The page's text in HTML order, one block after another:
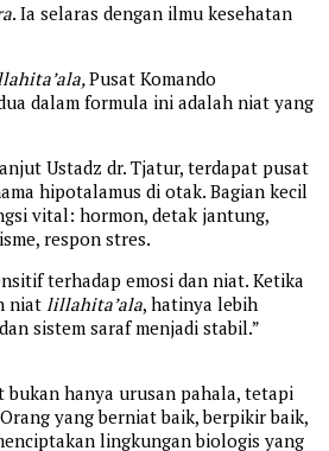
. Ia selaras dengan ilmu kesehatan
Pusat Komando
dalam formula ini adalah niat yang
Ustadz dr. Tjatur, terdapat pusat
hipotalamus di otak. Bagian kecil
vital: hormon, detak jantung,
respon stres.
terhadap emosi dan niat. Ketika
niat lillahita’ala, hatinya lebih
sistem saraf menjadi stabil.”
bukan hanya urusan pahala, tetapi
yang berniat baik, berpikir baik,
lingkungan biologis yang